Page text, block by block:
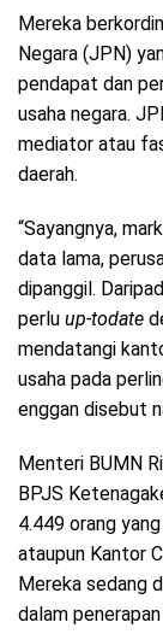
Mereka
Negara (JPN)
pendapat dan
usaha negara.
mediator atau
daerah.
“Sayangnya,
data lama,
dipanggil.
perlu up-todate
mendatangi
usaha pada
enggan disebut
Menteri BUMN
BPJS
4.449 orang
ataupun Kantor
Mereka sedang
dalam